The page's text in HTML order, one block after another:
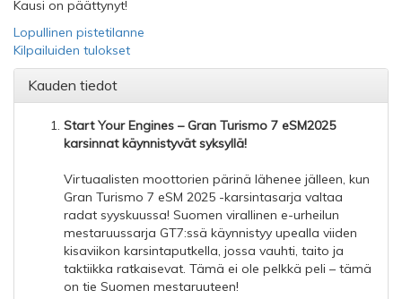
Kausi on päättynyt!
Lopullinen pistetilanne
Kilpailuiden tulokset
Kauden tiedot
Start Your Engines – Gran Turismo 7 eSM2025
karsinnat käynnistyvät syksyllä!
Virtuaalisten moottorien pärinä lähenee jälleen, kun
Gran Turismo 7 eSM 2025 -karsintasarja valtaa
radat syyskuussa! Suomen virallinen e-urheilun
mestaruussarja GT7:ssä käynnistyy upealla viiden
kisaviikon karsintaputkella, jossa vauhti, taito ja
taktiikka ratkaisevat. Tämä ei ole pelkkä peli – tämä
on tie Suomen mestaruuteen!